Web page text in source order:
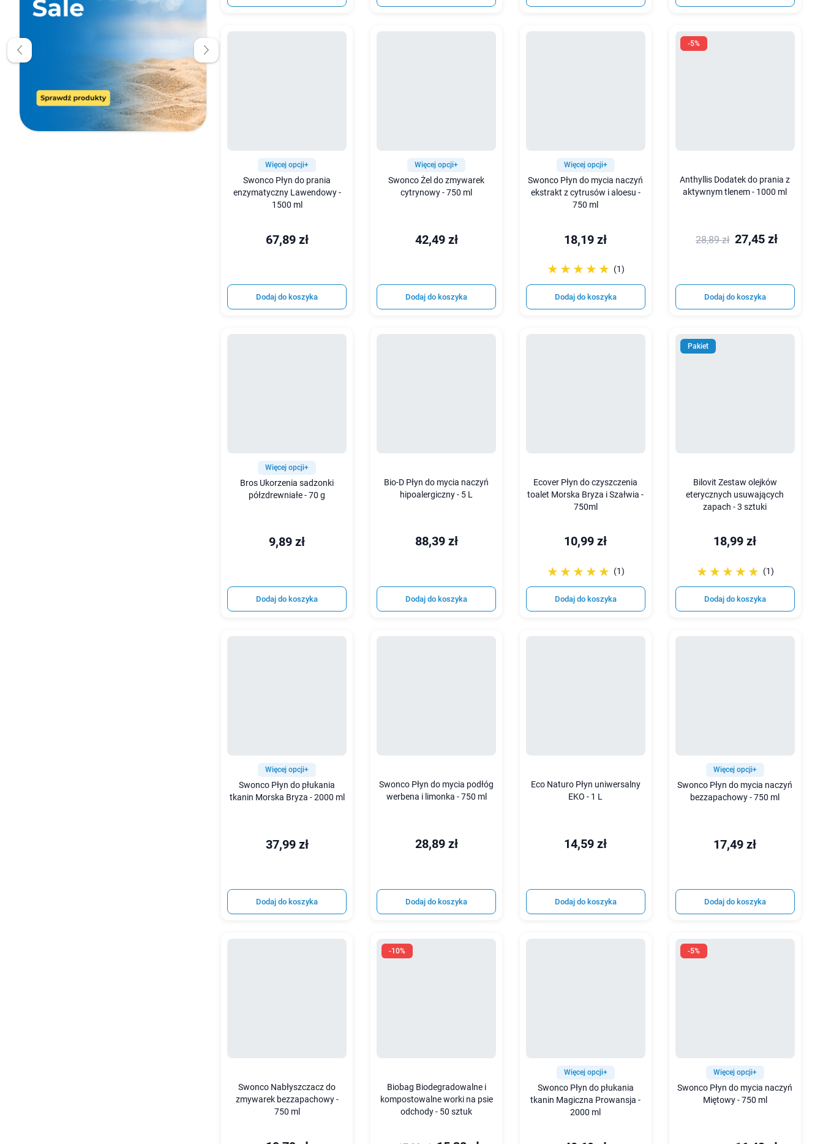
Więcej opcji+
Swonco Płyn do prania
enzymatyczny Lawendowy -
1500 ml
67,89 zł
Dodaj do koszyka
Więcej opcji+
Swonco Żel do zmywarek
cytrynowy - 750 ml
42,49 zł
Dodaj do koszyka
Więcej opcji+
Swonco Płyn do mycia naczyń
ekstrakt z cytrusów i aloesu -
750 ml
18,19 zł
☆☆☆☆☆
★★★★★ (1)
Dodaj do koszyka
-5%
Anthyllis Dodatek do prania z
aktywnym tlenem - 1000 ml
28,89 zł 27,45 zł
Dodaj do koszyka
Więcej opcji+
Bros Ukorzenia sadzonki
półzdrewniałe - 70 g
9,89 zł
Dodaj do koszyka
Bio-D Płyn do mycia naczyń
hipoalergiczny - 5 L
88,39 zł
Dodaj do koszyka
Ecover Płyn do czyszczenia
toalet Morska Bryza i Szałwia -
750ml
10,99 zł
☆☆☆☆☆
★★★★★ (1)
Dodaj do koszyka
Pakiet
Bilovit Zestaw olejków
eterycznych usuwających
zapach - 3 sztuki
18,99 zł
☆☆☆☆☆
★★★★★ (1)
Dodaj do koszyka
Więcej opcji+
Swonco Płyn do płukania
tkanin Morska Bryza - 2000 ml
37,99 zł
Dodaj do koszyka
Swonco Płyn do mycia podłóg
werbena i limonka - 750 ml
28,89 zł
Dodaj do koszyka
Eco Naturo Płyn uniwersalny
EKO - 1 L
14,59 zł
Dodaj do koszyka
Więcej opcji+
Swonco Płyn do mycia naczyń
bezzapachowy - 750 ml
17,49 zł
Dodaj do koszyka
Swonco Nabłyszczacz do
zmywarek bezzapachowy -
750 ml
-10%
Biobag Biodegradowalne i
kompostowalne worki na psie
odchody - 50 sztuk
Więcej opcji+
Swonco Płyn do płukania
tkanin Magiczna Prowansja -
2000 ml
-5%
Więcej opcji+
Swonco Płyn do mycia naczyń
Miętowy - 750 ml